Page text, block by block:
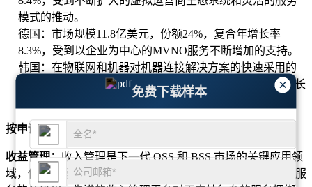
×
免费下载样本
模式的推动。
德国：市场规模11.8亿美元，份额24%，复合年增长率
8.3%，受到以企业为中心的MVNO服务不断增加的支持。
韩国：在物联网和机器对机器连接解决方​​案的快速采用的
推动下，市场规模为 8.6 亿美元，份额为 17%，复合年增长
按申请
收益管理：收入管理是下一代 OSS 和 BSS 市场的关键应用领
域，使电信运营商能够优化定价、计费和收入流。随着电信服